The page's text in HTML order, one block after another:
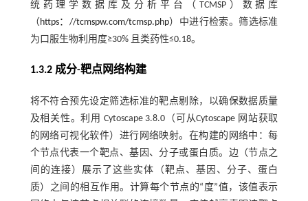
统药理学数据库及分析平台（TCMSP）数据库
（https：//tcmspw.com/tcmsp.php）中进行检索。筛选标准
为口服生物利用度≥30% 且类药性≤0.18。
1.3.2 成分-靶点网络构建
将不符合预先设定筛选标准的靶点剔除，以确保数据质量
及相关性。利用 Cytoscape 3.8.0（可从Cytoscape 网站获取
的网络可视化软件）进行网络映射。在构建的网络中：每
个节点代表一个靶点、基因、分子或蛋白质。边（节点之
间的连接）展示了这些实体（靶点、基因、分子、蛋白
质）之间的相互作用。计算每个节点的“度”值，该值表示